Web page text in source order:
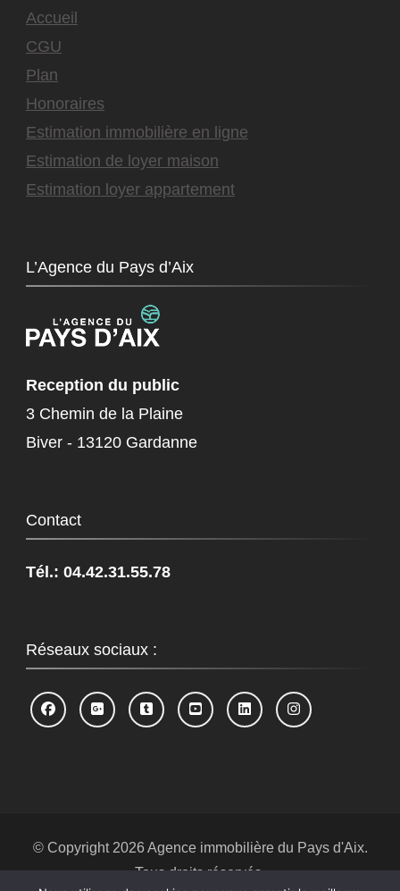
Accueil
CGU
Plan
Honoraires
Estimation immobilière en ligne
Estimation de loyer maison
Estimation loyer appartement
L’Agence du Pays d’Aix
Reception du public
3 Chemin de la Plaine
Biver - 13120 Gardanne
Contact
Tél.: 04.42.31.55.78
Réseaux sociaux :
© Copyright 2026 Agence immobilière du Pays d'Aix.
Tous droits réservés.